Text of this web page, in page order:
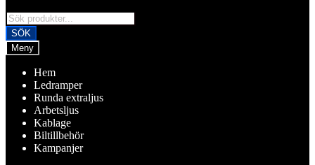
Products
search
SÖK
Meny
Hem
Ledramper
Runda extraljus
Arbetsljus
Kablage
Biltillbehör
Kampanjer